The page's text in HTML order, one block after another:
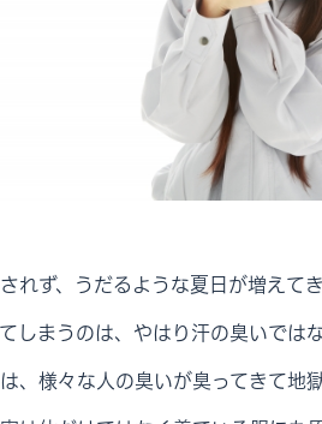
れず、うだるような夏日が増えて
しまうのは、やはり汗の臭いでは
、様々な人の臭いが臭ってきて地